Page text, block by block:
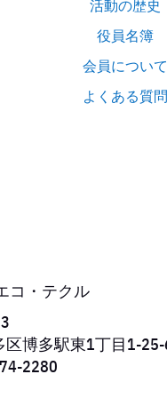
活動の歴史
役員名簿
会員について
よくある質問
コ・テクル
区博多駅東1丁目1-
2280